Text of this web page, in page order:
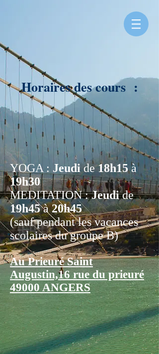
Horaires des cours :
YOGA :​ Jeudide18h15à
19h30
MEDITATION :Jeudide
19h45à20h45
(sauf pendant les vacances
scolaires du groupe B)
Au Prieuré Saint
Augustin,16 rue du prieuré
49000 ANGERS